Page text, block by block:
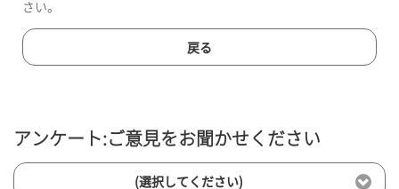
さい。
戻る
アンケート:ご意見をお聞かせください
(選択してください)